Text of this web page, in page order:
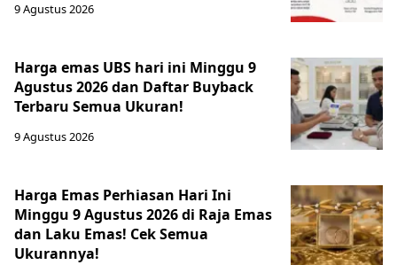
9 Agustus 2026
Harga emas UBS hari ini Minggu 9
Agustus 2026 dan Daftar Buyback
Terbaru Semua Ukuran!
9 Agustus 2026
Harga Emas Perhiasan Hari Ini
Minggu 9 Agustus 2026 di Raja Emas
dan Laku Emas! Cek Semua
Ukurannya!